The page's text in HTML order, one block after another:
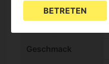
Indica/Sativa
Geschmack
BETRETEN